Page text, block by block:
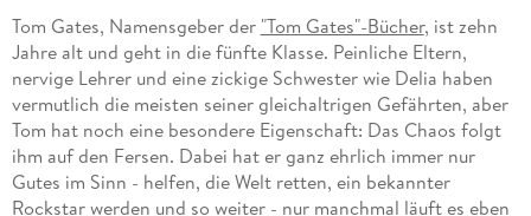
Tom Gates, Namensgeber der "Tom Gates"-Bücher, ist zehn
Jahre alt und geht in die fünfte Klasse. Peinliche Eltern,
nervige Lehrer und eine zickige Schwester wie Delia haben
vermutlich die meisten seiner gleichaltrigen Gefährten, aber
Tom hat noch eine besondere Eigenschaft: Das Chaos folgt
ihm auf den Fersen. Dabei hat er ganz ehrlich immer nur
Gutes im Sinn - helfen, die Welt retten, ein bekannter
Rockstar werden und so weiter - nur manchmal läuft es eben